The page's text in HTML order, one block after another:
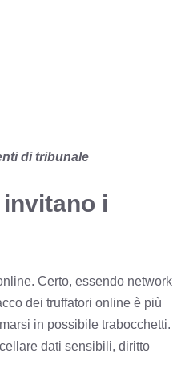
di tribunale
i
Certo, essendo network
dei truffatori online è più
in possibile trabocchetti.
dati sensibili, diritto